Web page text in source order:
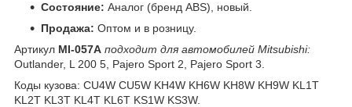
Состояние: Аналог (бренд ABS), новый.
Продажа: Оптом и в розницу.
Артикул MI-057A подходит для автомобилей Mitsubishi:
Outlander, L 200 5, Pajero Sport 2, Pajero Sport 3.
Коды кузова: CU4W CU5W KH4W KH6W KH8W KH9W KL1T
KL2T KL3T KL4T KL6T KS1W KS3W.